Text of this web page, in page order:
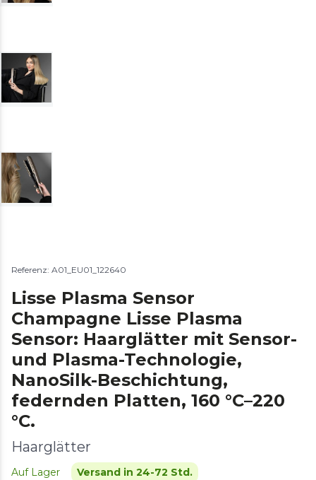
Referenz: A01_EU01_122640
Lisse Plasma Sensor
Champagne Lisse Plasma
Sensor: Haarglätter mit Sensor-
und Plasma-Technologie,
NanoSilk-Beschichtung,
federnden Platten, 160 °C–220
°C.
Haarglätter
Auf Lager Versand in 24-72 Std.